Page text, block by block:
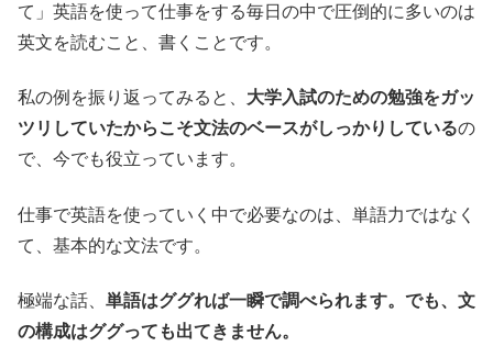
て」英語を使って仕事をする毎日の中で圧倒的に多いのは
英文を読むこと、書くことです。
私の例を振り返ってみると、 大学入試のための勉強をガッ
ツリしていたからこそ文法のベースがしっかりしているの
で、今でも役立っています。
仕事で英語を使っていく中で必要なのは、単語力ではなく
て、基本的な文法です。
極端な話、 単語はググれば一瞬で調べられます。でも、文
の構成はググっても出てきません。